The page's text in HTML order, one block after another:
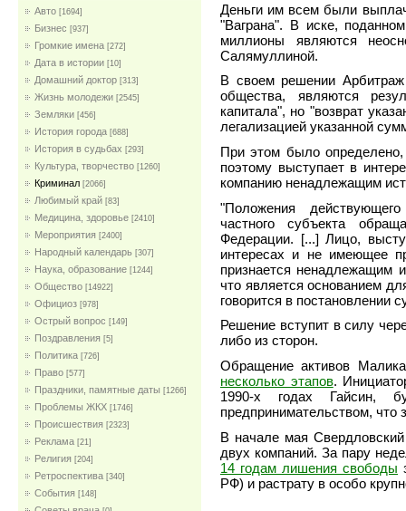
Авто [1694]
Бизнес [937]
Громкие имена [272]
Дата в истории [10]
Домашний доктор [313]
Жизнь молодежи [2545]
Земляки [456]
История города [688]
История в судьбах [293]
Культура, творчество [1260]
Криминал [2066]
Любимый край [83]
Медицина, здоровье [2410]
Мероприятия [2400]
Народный календарь [307]
Наука, образование [1244]
Общество [14922]
Официоз [978]
Острый вопрос [149]
Поздравления [5]
Политика [726]
Право [577]
Праздники, памятные даты [1266]
Проблемы ЖКХ [1746]
Проиcшествия [2323]
Реклама [21]
Религия [204]
Ретроспектива [340]
События [148]
Деньги им всем были
"Ваграна". В иске,
миллионы являются
Салямуллиной.
В своем решении
общества, являются
капитала", но "возврат
легализацией указанной
При этом было определено,
поэтому выступает в
компанию ненадлежащим
"Положения
частного субъекта
Федерации. [...] Лицо,
интересах и не имеющее
признается ненадлежащим
что является основанием
говорится в постановлении
Решение вступит в силу
либо из сторон.
Обращение активов
несколько этапов.
1990-х годах Гайсин,
предпринимательством, что
В начале мая
двух компаний. За пару
14 годам лишения свободы
РФ) и растрату в особо